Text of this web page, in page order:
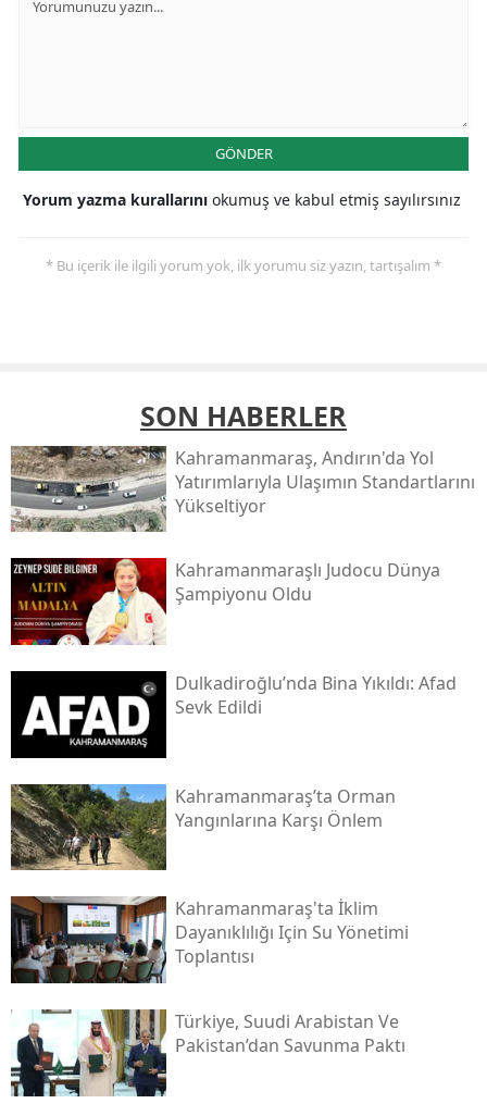
GÖNDER
Yorum yazma kurallarını okumuş ve kabul etmiş sayılırsınız
* Bu içerik ile ilgili yorum yok, ilk yorumu siz yazın, tartışalım *
SON HABERLER
Kahramanmaraş, Andırın'da Yol
Yatırımlarıyla Ulaşımın Standartlarını
Yükseltiyor
Kahramanmaraşlı Judocu Dünya
Şampiyonu Oldu
Dulkadiroğlu’nda Bina Yıkıldı: Afad
Sevk Edildi
Kahramanmaraş’ta Orman
Yangınlarına Karşı Önlem
Kahramanmaraş'ta İklim
Dayanıklılığı Için Su Yönetimi
Toplantısı
Türkiye, Suudi Arabistan Ve
Pakistan’dan Savunma Paktı